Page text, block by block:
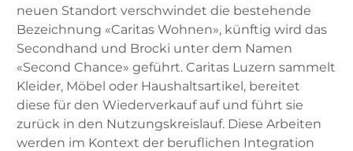
neuen Standort verschwindet die bestehende
Bezeichnung «Caritas Wohnen», künftig wird das
Secondhand und Brocki unter dem Namen
«Second Chance» geführt. Caritas Luzern sammelt
Kleider, Möbel oder Haushaltsartikel, bereitet
diese für den Wiederverkauf auf und führt sie
zurück in den Nutzungskreislauf. Diese Arbeiten
werden im Kontext der beruflichen Integration